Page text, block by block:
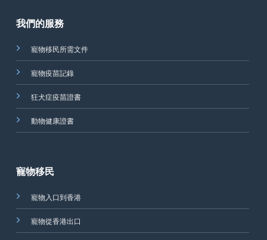
我們的服務
寵物移民所需文件
寵物疫苗記錄
狂犬症疫苗證書
動物健康證書
寵物移民
寵物入口到香港
寵物從香港出口